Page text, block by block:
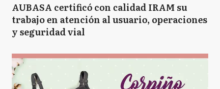
AUBASA certificó con calidad IRAM su
trabajo en atención al usuario, operaciones
y seguridad vial